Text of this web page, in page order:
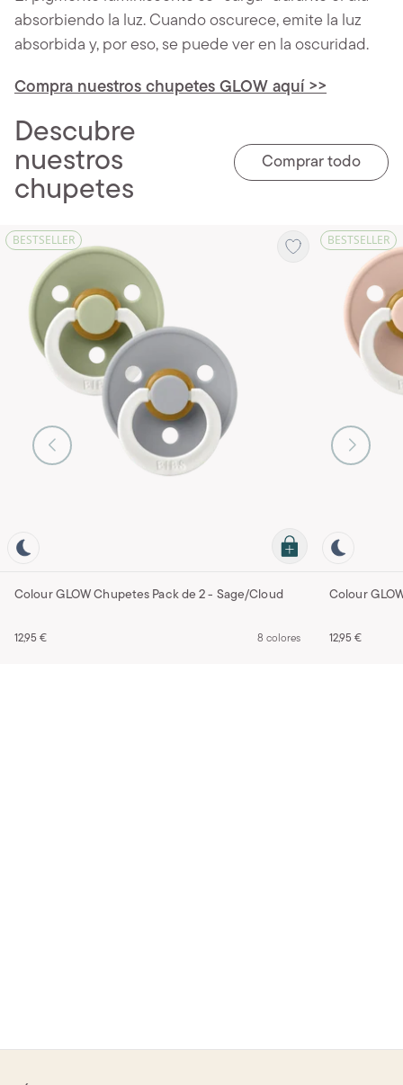
absorbiendo la luz. Cuando oscurece, emite la luz
absorbida y, por eso, se puede ver en la oscuridad.
Compra nuestros chupetes GLOW aquí >>
Descubre
nuestros
chupetes
Comprar todo
BESTSELLER
Colour GLOW Chupetes Pack de 2 - Sage/Cloud
12,95 € 8 colores
BESTSELLER
Colour
12,95 €